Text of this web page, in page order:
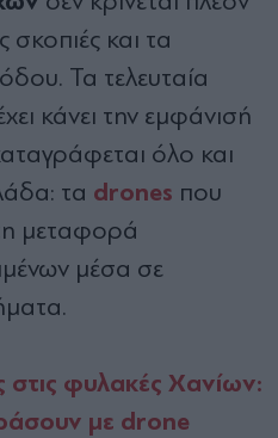
σκοπιές και τα
Τα τελευταία
κάνει την εμφάνισή
όλο και
τα drones που
μεταφορά
μέσα σε
στις φυλακές Χανίων:
με drone